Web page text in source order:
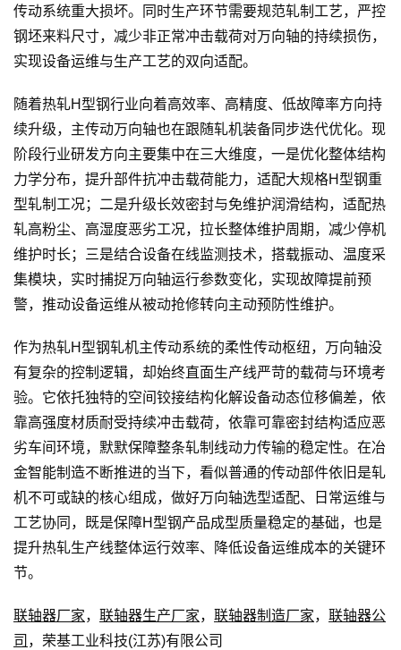
传动系统重大损坏。同时生产环节需要规范轧制工艺，严控
钢坯来料尺寸，减少非正常冲击载荷对万向轴的持续损伤，
实现设备运维与生产工艺的双向适配。
随着热轧H型钢行业向着高效率、高精度、低故障率方向持
续升级，主传动万向轴也在跟随轧机装备同步迭代优化。现
阶段行业研发方向主要集中在三大维度，一是优化整体结构
力学分布，提升部件抗冲击载荷能力，适配大规格H型钢重
型轧制工况；二是升级长效密封与免维护润滑结构，适配热
轧高粉尘、高湿度恶劣工况，拉长整体维护周期，减少停机
维护时长；三是结合设备在线监测技术，搭载振动、温度采
集模块，实时捕捉万向轴运行参数变化，实现故障提前预
警，推动设备运维从被动抢修转向主动预防性维护。
作为热轧H型钢轧机主传动系统的柔性传动枢纽，万向轴没
有复杂的控制逻辑，却始终直面生产线严苛的载荷与环境考
验。它依托独特的空间铰接结构化解设备动态位移偏差，依
靠高强度材质耐受持续冲击载荷，依靠可靠密封结构适应恶
劣车间环境，默默保障整条轧制线动力传输的稳定性。在冶
金智能制造不断推进的当下，看似普通的传动部件依旧是轧
机不可或缺的核心组成，做好万向轴选型适配、日常运维与
工艺协同，既是保障H型钢产品成型质量稳定的基础，也是
提升热轧生产线整体运行效率、降低设备运维成本的关键环
节。
联轴器厂家， 联轴器生产厂家， 联轴器制造厂家， 联轴器公
司 ，荣基工业科技(江苏)有限公司